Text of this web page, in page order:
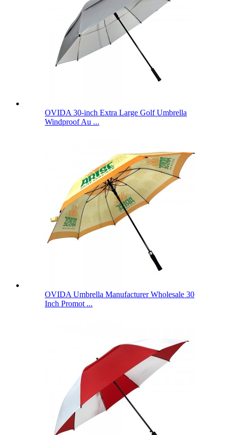
OVIDA 30-inch Extra Large Golf Umbrella
Windproof Au ...
OVIDA Umbrella Manufacturer Wholesale 30
Inch Promot ...